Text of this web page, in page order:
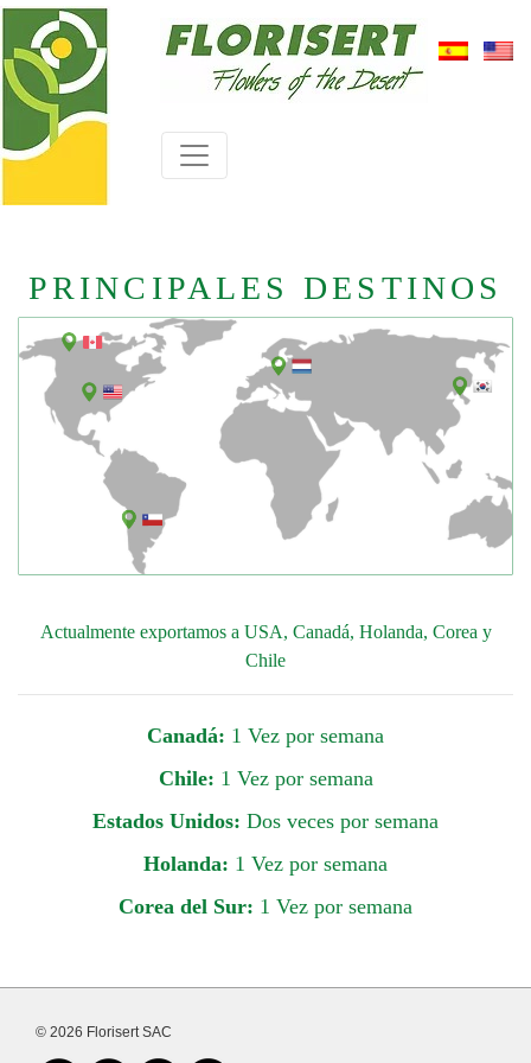
PRINCIPALES DESTINOS
Actualmente exportamos a USA, Canadá, Holanda, Corea y
Chile
Canadá: 1 Vez por semana
Chile: 1 Vez por semana
Estados Unidos: Dos veces por semana
Holanda: 1 Vez por semana
Corea del Sur: 1 Vez por semana
© 2026 Florisert SAC